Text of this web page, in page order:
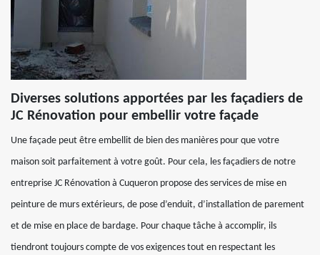
Diverses solutions apportées par les façadiers de
JC Rénovation pour embellir votre façade
Une façade peut être embellit de bien des manières pour que votre
maison soit parfaitement à votre goût. Pour cela, les façadiers de notre
entreprise JC Rénovation à Cuqueron propose des services de mise en
peinture de murs extérieurs, de pose d’enduit, d’installation de parement
et de mise en place de bardage. Pour chaque tâche à accomplir, ils
tiendront toujours compte de vos exigences tout en respectant les